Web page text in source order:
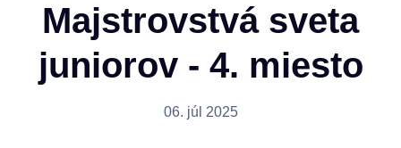
Majstrovstvá sveta
juniorov - 4. miesto
06. júl 2025